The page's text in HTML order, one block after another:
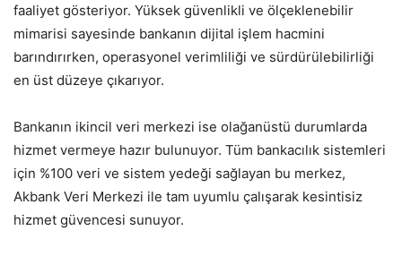
faaliyet gösteriyor. Yüksek güvenlikli ve ölçeklenebilir
mimarisi sayesinde bankanın dijital işlem hacmini
barındırırken, operasyonel verimliliği ve sürdürülebilirliği
en üst düzeye çıkarıyor.
Bankanın ikincil veri merkezi ise olağanüstü durumlarda
hizmet vermeye hazır bulunuyor. Tüm bankacılık sistemleri
için %100 veri ve sistem yedeği sağlayan bu merkez,
Akbank Veri Merkezi ile tam uyumlu çalışarak kesintisiz
hizmet güvencesi sunuyor.